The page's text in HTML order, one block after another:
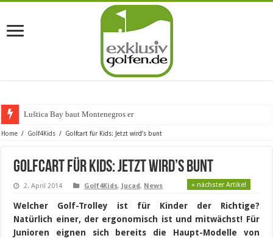
Luštica Bay baut Montenegros erste Gol
Home / Golf4Kids / Golfcart für Kids: Jetzt wird’s bunt
Golfcart für Kids: Jetzt wird’s bunt
2. April 2014 Golf4Kids, Jucad, News » nächster Artikel
Welcher Golf-Trolley ist für Kinder der Richtige?
Natürlich einer, der ergonomisch ist und mitwächst! Für
Junioren eignen sich bereits die Haupt-Modelle von